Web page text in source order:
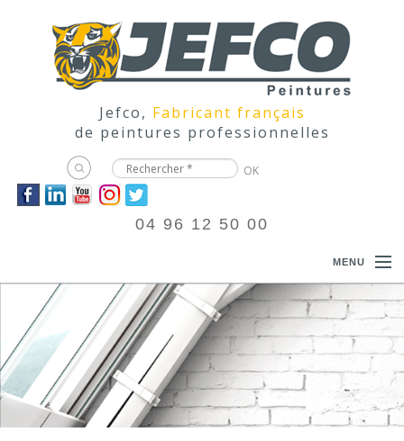
Jefco, Fabricant français
de peintures professionnelles
04 96 12 50 00
MENU
ACCUEIL
PRODUITS
DOCUMENTATIONS
COULEURS